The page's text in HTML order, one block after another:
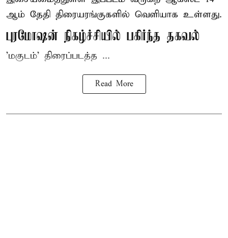
ஆம் தேதி திரையரங்குகளில் வெளியாக உள்ளது.
புரமோஷன் நிகழ்ச்சியில் பகிர்ந்த தகவல்
'மகுடம்' திரைப்படத்த ...
Read More